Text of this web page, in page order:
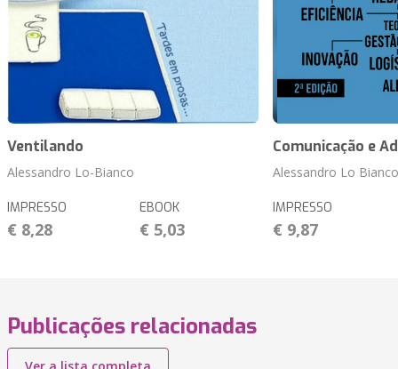
Ventilando
Alessandro Lo-Bianco
IMPRESSO
€ 8,28
EBOOK
€ 5,03
Comunicação e
Alessandro Lo Bianco
IMPRESSO
€ 9,87
Publicações relacionadas